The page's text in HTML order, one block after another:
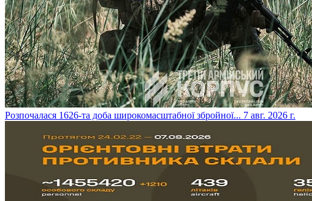
​Розпочалася 1626-та доба широкомасштабної збройної... 7 авг. 2026 г.